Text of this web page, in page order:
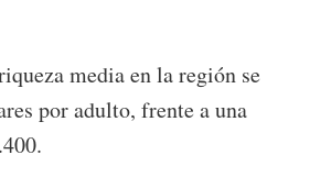
media en la región se
por adulto, frente a una